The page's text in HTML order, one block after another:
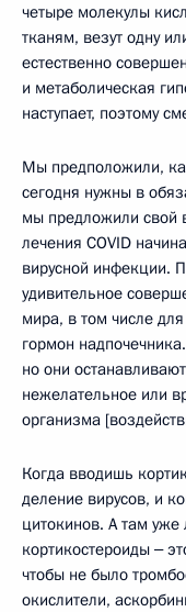
четыре молекулы
тканям, везут одну
естественно
и метаболическая
наступает, поэтому
Мы предположили,
сегодня нужны в
мы предложили свой
лечения COVID
вирусной инфекции.
удивительное
мира, в том числе
гормон
но они
нежелательное или
организма
Когда вводишь
деление вирусов, и
цитокинов. А там уже
кортикостероиды ‒
чтобы не было
окислители,